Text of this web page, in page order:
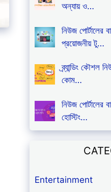
অন্যায় ও…
নিউজ পোর্টালের
প্রয়োজনীয় টু…
ব্র্যান্ডিং কৌশল
কোম…
নিউজ পোর্টালের
হোস্টিং…
Entertainment